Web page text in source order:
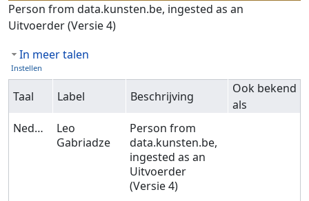
Ga naar:navigatie,zoeken
Person from data.kunsten.be, ingested as an
Uitvoerder (Versie 4)
In meer talen
Instellen
Taal Label Beschrijving
Ook bekend
als
Nederlands
Leo
Gabriadze
Person from
data.kunsten.be,
ingested as an
Uitvoerder
(Versie 4)